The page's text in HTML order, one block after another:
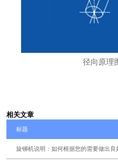
径向原理
相关文章
标题
旋铆机说明：如何根据您的需要做出良